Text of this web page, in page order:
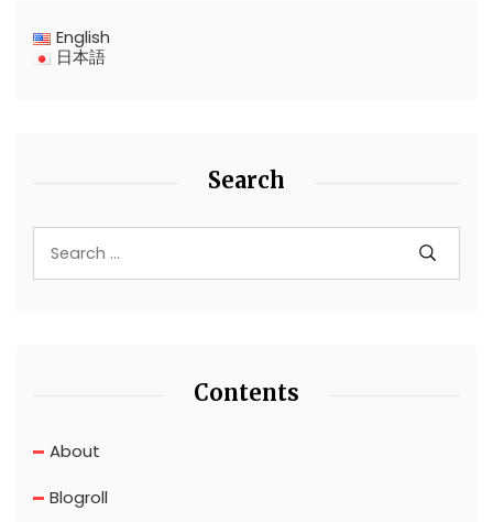
English
日本語
Search
Contents
About
Blogroll